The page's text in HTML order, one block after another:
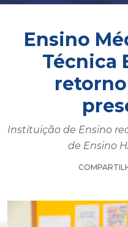
Ensino
Técnica
Instituição de Ensino
de Ensino